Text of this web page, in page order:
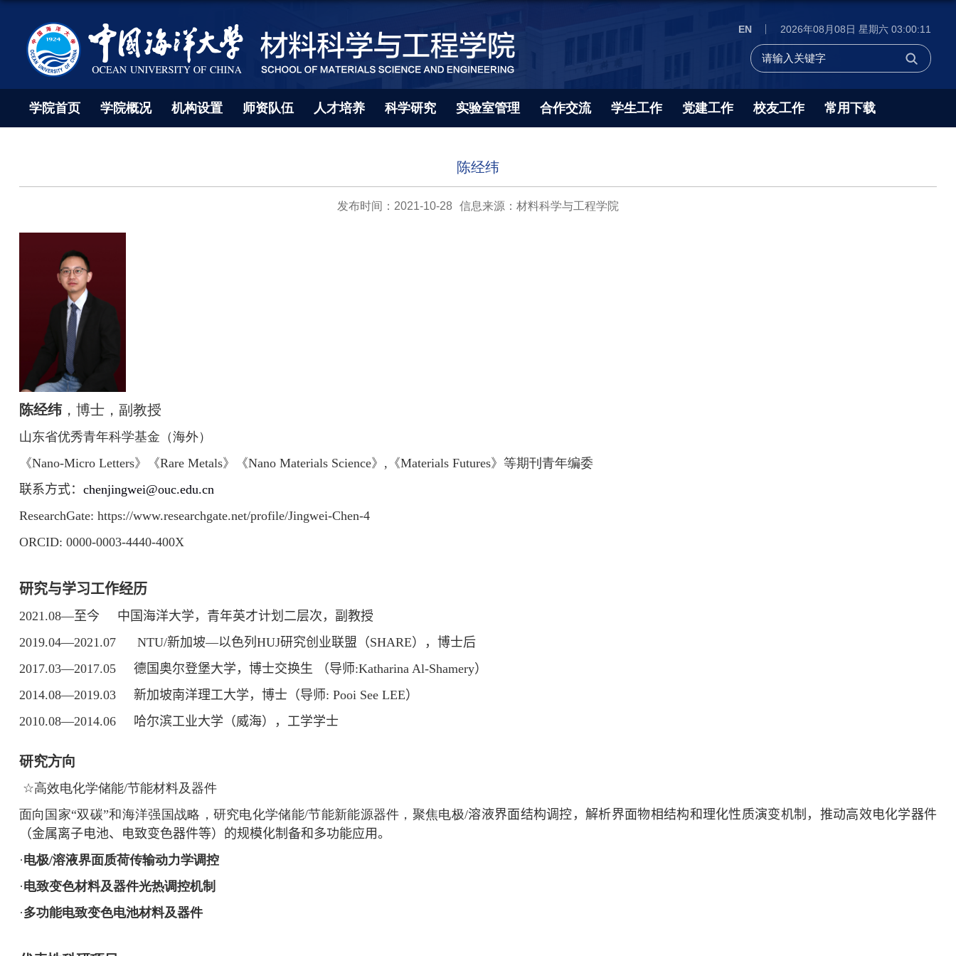
EN 2026年08月08日 星期六 03:00:12
学院首页 学院概况 机构设置 师资队伍 人才培养 科学研究 实验室管理 合作交流 学生工作 党建工作 校友工作 常用下载
陈经纬
发布时间：2021-10-28 信息来源：材料科学与工程学院
陈经纬，博士，副教授
山东省优秀青年科学基金（海外）
《Nano-Micro Letters》《Rare Metals》《Nano Materials Science》 , 《Materials Futures》等期刊青年编委
联系方式： chenjingwei@ouc.edu.cn
ResearchGate: https://www.researchgate.net/profile/Jingwei-Chen-4
ORCID: 0000-0003-4440-400X
研究与学习工作经历
2021.08—至今
中国海洋大学，青年英才计划二层次，副教授
2019.04—2021.07 NTU/新加坡—以色列 HUJ研究创业联盟 （SHARE） ， 博士后
2017.03—2017.05 德国奥尔登堡大学，博士交换生 （导师:Katharina Al-Shamery）
2014.08—2019.03 新加坡南洋理工大学，博士 （导师: Pooi See LEE）
2010.08—2014.06 哈尔滨工业大学 （威海） ，工学学士
研究方向
☆高效电化学储能/节能材料及器件
面向国家“双碳”和海洋强国战略，研究电化学储能/节能新能源器件，聚焦电极/溶液界面结构调控，解析界面物相结构和理化性质演变机制，推动高效电化学器件
（金属离子电池、电致变色器件等）
的规模化制备和多功能应用。
·电极/溶液界面质荷传输动力学调控
·电致变色材料及器件光热调控机制
·多功能电致变色电池材料及器件